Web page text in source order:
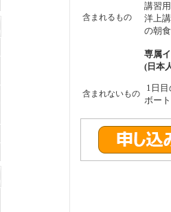
含まれるもの
講習
洋上
の朝
専属
(日本
含まれないもの
1日
ボー